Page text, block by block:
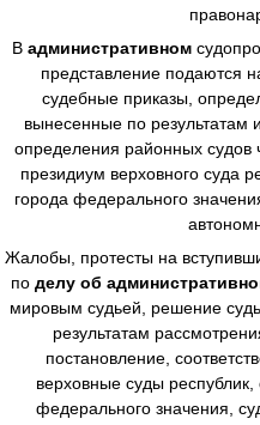
В административном
представление подаются
судебные приказы,
вынесенные по
определения районных
президиум верховного суда
города федерального
Жалобы, протесты на
по делу об
мировым судьей, решение
результатам
постановление,
верховные суды
федерального значения,